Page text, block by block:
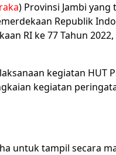
) Provinsi Jambi
Republik
RI ke 77 Tahun
kegiatan HUT
kegiatan
untuk tampil secara